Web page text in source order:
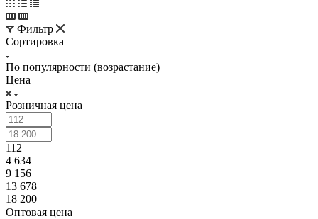
Фильтр
Сортировка
По популярности (возрастание)
Цена
Розничная цена
112
4 634
9 156
13 678
18 200
Оптовая цена